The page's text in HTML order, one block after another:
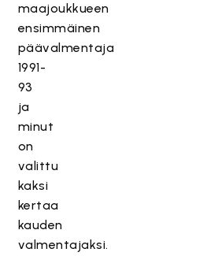
maajoukkueen
ensimmäinen
päävalmentaja
1991-
93
ja
minut
on
valittu
kaksi
kertaa
kauden
valmentajaksi.